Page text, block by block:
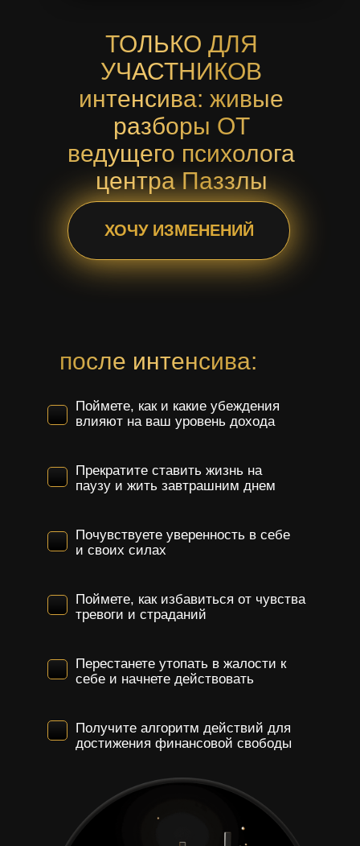
ХОЧУ ИЗМЕНЕНИЙ
ТОЛЬКО ДЛЯ
УЧАСТНИКОВ
интенсива: живые
разборы ОТ
ведущего психолога
центра Паззлы
после интенсива:
Поймете, как и какие убеждения
влияют на ваш уровень дохода
Прекратите ставить жизнь на
паузу и жить завтрашним днем
Почувствуете уверенность в себе
и своих силах
Получите алгоритм действий для
достижения финансовой свободы
Перестанете утопать в жалости к
себе и начнете действовать
Поймете, как избавиться от чувства
тревоги и страданий